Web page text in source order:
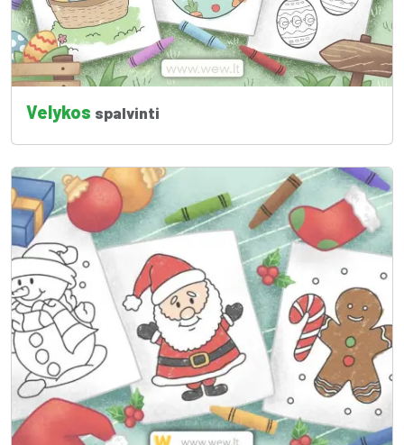
Velykos spalvinti